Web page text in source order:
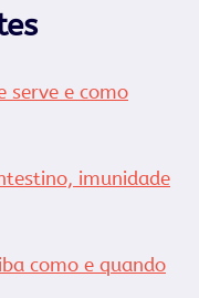
serve e como
imunidade
como e quando